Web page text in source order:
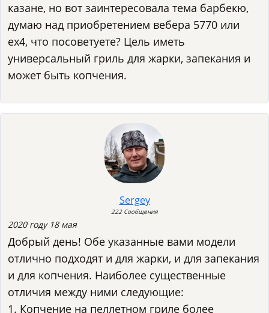
казане, но вот заинтересовала тема барбекю,
думаю над приобретением вебера 5770 или
ex4, что посоветуете? Цель иметь
универсальный гриль для жарки, запекания и
может быть копчения.
Sergey
222 Сообщения
2020 году 18 мая
Добрый день! Обе указанные вами модели
отлично подходят и для жарки, и для запекания
и для копчения. Наиболее существенные
отличия между ними следующие:
1. Копчение на пеллетном гриле более